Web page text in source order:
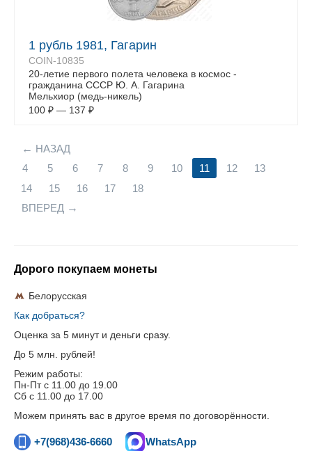
1 рубль 1981, Гагарин
COIN-10835
20-летие первого полета человека в космос -
гражданина СССР Ю. А. Гагарина
Мельхиор (медь-никель)
100 ₽ — 137 ₽
НАЗАД
4
5 6 7 8 9 10 11 12
13
14
15 16 17
18
ВПЕРЕД
Дорого покупаем монеты
Белорусская
Как добраться?
Оценка за 5 минут и деньги сразу.
До 5 млн. рублей!
Режим работы:
Пн-Пт c 11.00 до 19.00
Сб с 11.00 до 17.00
Можем принять вас в другое время по договорённости.
+7(968)436-6660 WhatsApp